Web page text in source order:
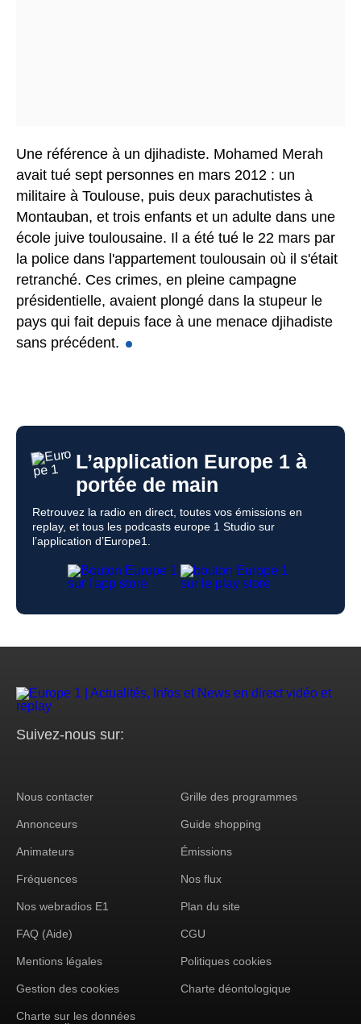
Une référence à un djihadiste. Mohamed Merah
avait tué sept personnes en mars 2012 : un
militaire à Toulouse, puis deux parachutistes à
Montauban, et trois enfants et un adulte dans une
école juive toulousaine. Il a été tué le 22 mars par
la police dans l'appartement toulousain où il s'était
retranché. Ces crimes, en pleine campagne
présidentielle, avaient plongé dans la stupeur le
pays qui fait depuis face à une menace djihadiste
sans précédent.
L’application Europe 1 à
portée de main
Retrouvez la radio en direct, toutes vos émissions en
replay, et tous les podcasts europe 1 Studio sur
l’application d’Europe1.
Suivez-nous sur:
Footer
Corporate
Nous contacter Grille des programmes
Annonceurs Guide shopping
Animateurs Émissions
Fréquences Nos flux
Nos webradios E1 Plan du site
FAQ (Aide) CGU
Mentions légales Politiques cookies
Gestion des cookies Charte déontologique
Charte sur les données